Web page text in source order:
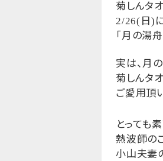
菊しんタ
2/26( 日 )
「月の湯
実は、月
菊しんタ
ご愛用頂
とっても
熱波師の
小山夫妻